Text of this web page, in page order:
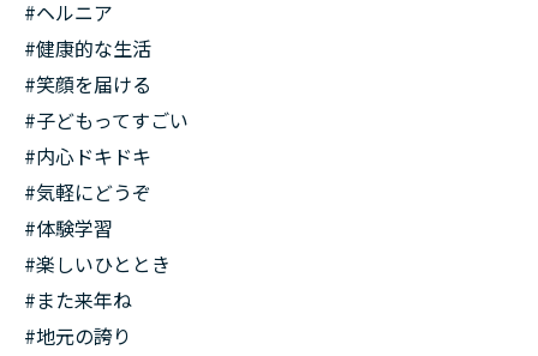
#ヘルニア
#健康的な生活
#笑顔を届ける
#子どもってすごい
#内心ドキドキ
#気軽にどうぞ
#体験学習
#楽しいひととき
#また来年ね
#地元の誇り